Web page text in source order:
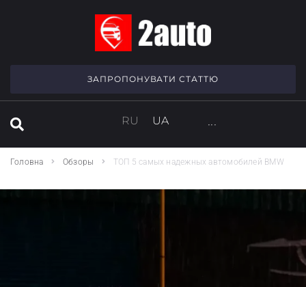
ЗАПРОПОНУВАТИ СТАТТЮ
···
RU UA
Головна Обзоры ТОП 5 самых надежных автомобилей BMW
SEARCH THIS WEBSITE